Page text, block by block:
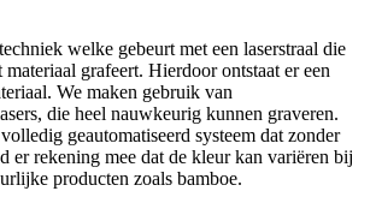
welke gebeurt met een laserstraal die
grafeert. Hierdoor ontstaat er een
We maken gebruik van
die heel nauwkeurig kunnen graveren.
geautomatiseerd systeem dat zonder
er rekening mee dat de kleur kan variëren bij
producten zoals bamboe.